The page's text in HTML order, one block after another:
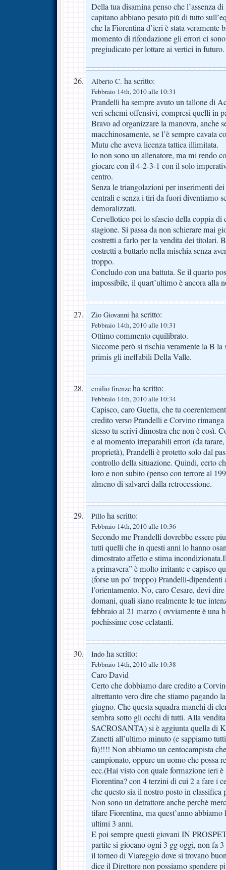
Della tua disamina penso che l’assenza
capitano abbiano pesato più di tutto
che la Fiorentina d’ieri è stata veramente
momento di rifondazione gli errori ci
pregiudicato per lottare ai vertici in futuro.
Alberto C. ha scritto:
Febbraio 14th, 2010 alle 10:31
Prandelli ha sempre avuto un tallone di
veri schemi offensivi, compresi quelli in
Bravo ad organizzare la manovra, anche
macchinosamente, se l’è sempre cavata
Mutu che aveva licenza tattica illimitata.
Io non sono un allenatore, ma mi rendo
giocare con il 4-2-3-1 con il solo
centro.
Senza le triangolazioni per inserimenti
centrali e senza i tiri da fuori diventiamo
demoralizzati.
Cervellotico poi lo sfascio della coppia di
stagione. Si passa da non schierare mai
costretti a farlo per la vendita dei titolari.
costretti a buttarlo nella mischia senza
troppo.
Concludo con una battuta. Se il quarto
impossibile, il quart’ultimo è ancora alla
Zio Giovanni ha scritto:
Febbraio 14th, 2010 alle 10:31
Ottimo commento equilibrato.
Siccome però si rischia veramente la B la
primis gli ineffabili Della Valle.
emilio firenze ha scritto:
Febbraio 14th, 2010 alle 10:34
Capisco, caro Guetta, che tu
credito verso Prandelli e Corvino
stesso tu scrivi dimostra che non è così.
e al momento irreparabili errori (da
proprietà), Prandelli è protetto solo dal
controllo della situazione. Quindi, certo
loro e non subito (penso con terrore al
almeno di salvarci dalla retrocessione.
Pillo ha scritto:
Febbraio 14th, 2010 alle 10:36
Secondo me Prandelli dovrebbe essere
tutti quelli che in questi anni lo hanno
dimostrato affetto e stima
a primavera” è molto irritante e capisco
(forse un po’ troppo) Prandelli-dipendenti
l’orientamento. No, caro Cesare, devi
domani, quali siano realmente le tue
febbraio al 21 marzo ( ovviamente è una
pochissime cose eclatanti.
Indo ha scritto:
Febbraio 14th, 2010 alle 10:38
Caro David
Certo che dobbiamo dare credito a
altrettanto vero dire che stiamo pagando
giugno. Che questa squadra manchi di
sembra sotto gli occhi di tutti. Alla
SACROSANTA) si è aggiunta quella di
Zanetti all’ultimo minuto (e sappiamo
fà)!!!! Non abbiamo un centocampista
campionato, oppure un uomo che possa
ecc.(Hai visto con quale formazione ieri è
Fiorentina? con 4 terzini di cui 2 a fare i
che questo sia il nostro posto in
Non sono un detrattore anche perchè
tifare Fiorentina, ma quest’anno
ultimi 3 anni.
E poi sempre questi giovani IN
partite si giocano ogni 3 gg oggi, non fa
il torneo di Viareggio dove si trovano
dice il Direttore non possiamo spendere